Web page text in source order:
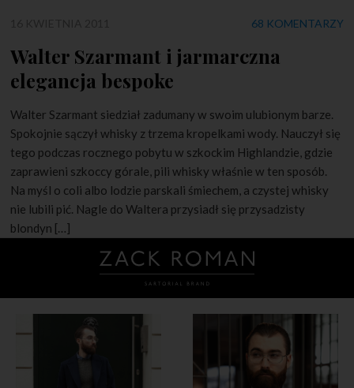
68 KOMENTARZY
Walter Szarmant i jarmarczna
elegancja bespoke
Walter Szarmant siedział zadumany w swoim ulubionym barze.
Spokojnie sączył whisky z trzema kropelkami wody. Nauczył się
tego podczas rocznego pobytu w szkockim Highlandzie, gdzie
zaprawieni szkoccy górale, pili whisky właśnie w ten sposób.
Na myśl o coli albo lodzie parskali śmiechem, a czystej whisky
nie lubili pić. Nagle do Waltera przysiadł się przysadzisty
blondyn […]